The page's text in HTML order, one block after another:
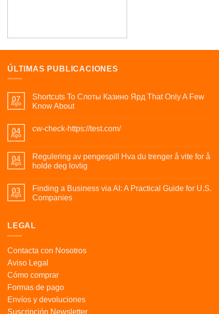
ÚLTIMAS PUBLICACIONES
07
Ago
Shortcuts To Слоты Казино Ярд That Only A Few
Know About
04
Ago
cw-check-https://test.com/
04
Ago
Regulering av pengespill Hva du trenger å vite for å
holde deg lovlig
03
Ago
Finding a Business via AI: A Practical Guide for U.S.
Companies
LEGAL
Contacta con Nosotros
Aviso Legal
Cómo comprar
Formas de pago
Envíos y devoluciones
Suscripción Newsletter